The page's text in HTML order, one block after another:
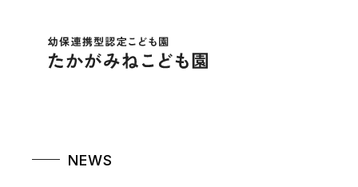
幼保連携型認定こど
NEWS